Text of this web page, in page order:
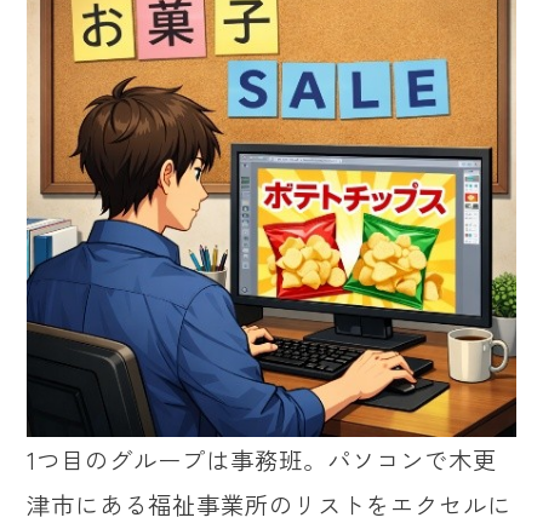
1つ目のグループは事務班。パソコンで木更
津市にある福祉事業所のリストをエクセルに